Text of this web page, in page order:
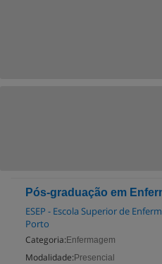
Pós-graduação em
ESEP - Escola Superior de
Porto
Categoria: Enfermagem
Modalidade: Presencial